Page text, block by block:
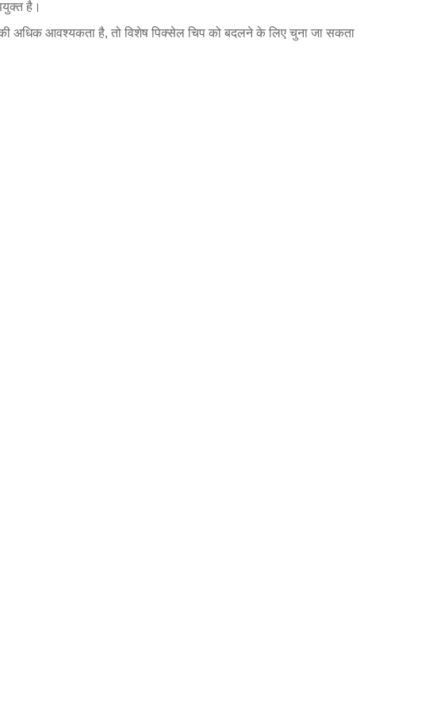
है।
अधिक आवश्यकता है, तो विशेष पिक्सेल चिप को बदलने के लिए चुना जा सकता